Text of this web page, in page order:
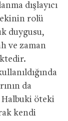
dışlayıcı
rolü
duygusu,
ve zaman
da
Halbuki öteki
kendi